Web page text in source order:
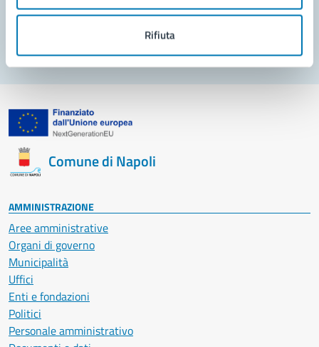
Rifiuta
Comune di Napoli
AMMINISTRAZIONE
Aree amministrative
Organi di governo
Municipalità
Uffici
Enti e fondazioni
Politici
Personale amministrativo